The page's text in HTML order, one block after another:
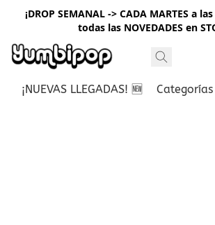
¡DROP SEMANAL -> CADA MARTES a
todas las NOVEDADES en
¡NUEVAS LLEGADAS! 🆕 Categorías